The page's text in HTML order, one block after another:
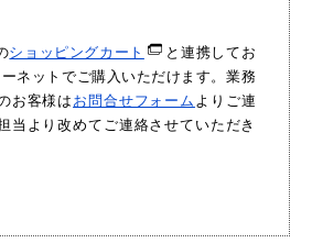
ショッピングカート
と連携してお
ネットでご購入いただけます。業務
お客様は お問合せフォーム よりご連
当より改めてご連絡させていただき